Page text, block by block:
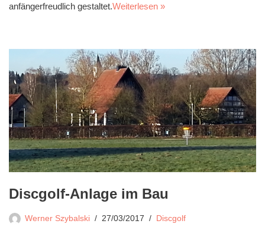
anfängerfreudlich gestaltet.Weiterlesen »
Discgolf-Anlage im Bau
Werner Szybalski 27/03/2017 Discgolf